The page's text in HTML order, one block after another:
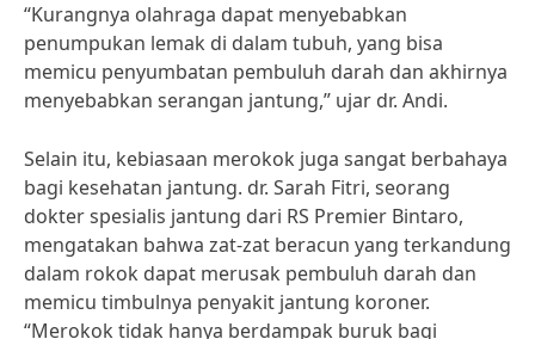
“Kurangnya olahraga dapat menyebabkan
penumpukan lemak di dalam tubuh, yang bisa
memicu penyumbatan pembuluh darah dan akhirnya
menyebabkan serangan jantung,” ujar dr. Andi.
Selain itu, kebiasaan merokok juga sangat berbahaya
bagi kesehatan jantung. dr. Sarah Fitri, seorang
dokter spesialis jantung dari RS Premier Bintaro,
mengatakan bahwa zat-zat beracun yang terkandung
dalam rokok dapat merusak pembuluh darah dan
memicu timbulnya penyakit jantung koroner.
“Merokok tidak hanya berdampak buruk bagi